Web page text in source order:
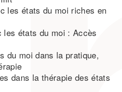
les états du moi riches en
les états du moi : Accès
du moi dans la pratique,
dans la thérapie des états